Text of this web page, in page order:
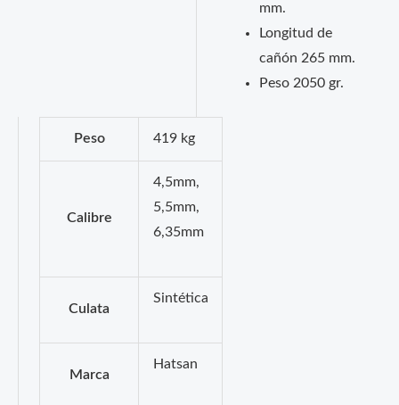
mm.
Longitud de
cañón 265 mm.
Peso 2050 gr.
Peso 419 kg
Calibre
4,5mm,
5,5mm,
6,35mm
Culata
Sintética
Marca
Hatsan